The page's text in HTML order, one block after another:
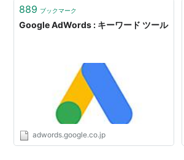
889 ブックマーク
Google AdWords : キーワード ツール
adwords.google.co.jp